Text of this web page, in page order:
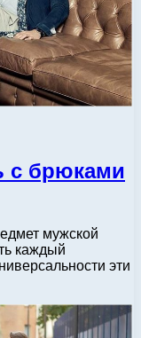
с брюками
мужской
каждый
эти